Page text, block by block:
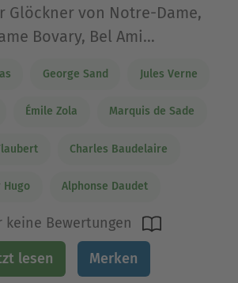
Glöckner von Notre-Dame,
Bovary, Bel Ami…
George Sand Jules Verne
Émile Zola Marquis de Sade
Charles Baudelaire
Hugo Alphonse Daudet
keine Bewertungen
lesen Merken